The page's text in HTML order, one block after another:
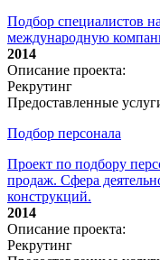
Подбор специалистов
международную
2014
Описание проекта:
Рекрутинг
Предоставленные
Подбор персонала
Проект по подбору
продаж. Сфера
конструкций.
2014
Описание проекта:
Рекрутинг